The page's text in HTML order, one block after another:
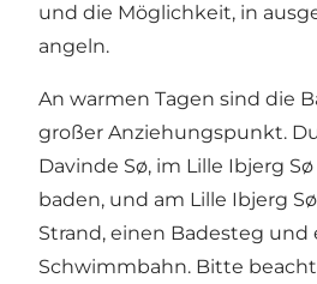
und die Möglichkeit, in
angeln.
An warmen Tagen sind die
großer Anziehungspunkt.
Davinde Sø, im Lille Ibjerg
baden, und am Lille Ibjerg
Strand, einen Badesteg und
Schwimmbahn. Bitte